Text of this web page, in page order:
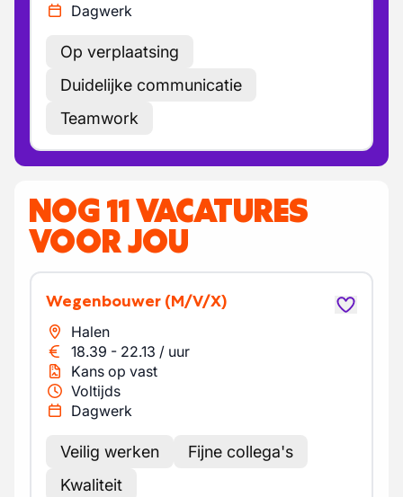
Dagwerk
Op verplaatsing
Duidelijke communicatie
Teamwork
NOG 11 VACATURES
VOOR JOU
Wegenbouwer (M/V/X)
Halen
18.39 - 22.13 / uur
Kans op vast
Voltijds
Dagwerk
Veilig werken
Fijne collega's
Kwaliteit